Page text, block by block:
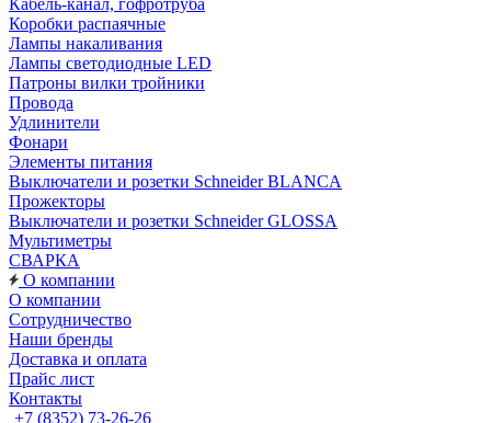
Кабель-канал, гофротруба
Коробки распаячные
Лампы накаливания
Лампы светодиодные LED
Патроны вилки тройники
Провода
Удлинители
Фонари
Элементы питания
Выключатели и розетки Schneider BLANCA
Прожекторы
Выключатели и розетки Schneider GLOSSA
Мультиметры
СВАРКА
О компании
О компании
Сотрудничество
Наши бренды
Доставка и оплата
Прайс лист
Контакты
+7 (8352) 73-26-26